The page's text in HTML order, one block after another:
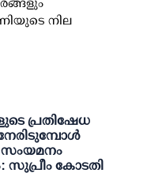
നില
പ്രതിഷേധ
സുപ്രീം കോടതി